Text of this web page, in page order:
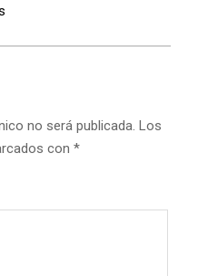
no será publicada. Los
con *